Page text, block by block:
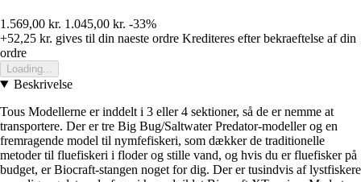
1.569,00 kr. 1.045,00 kr. -33%
+52,25 kr. gives til din naeste ordre Krediteres efter bekraeftelse af din
ordre
Loading...
Beskrivelse
Tous Modellerne er inddelt i 3 eller 4 sektioner, så de er nemme at
transportere. Der er tre Big Bug/Saltwater Predator-modeller og en
fremragende model til nymfefiskeri, som dækker de traditionelle
metoder til fluefiskeri i floder og stille vand, og hvis du er fluefisker på
budget, er Biocraft-stangen noget for dig. Der er tusindvis af lystfiskere